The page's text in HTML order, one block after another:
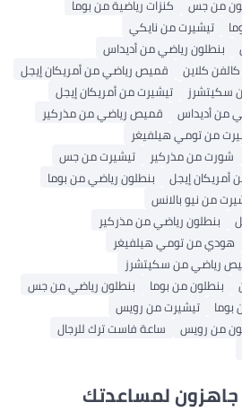
من جس
كنزات رياضية من بوما
تيشيرت من نايكي
بنطلون رياضي من أديداس
كلاين
قميص رياضي من أمريكان إيجل
سكيتشرز
تيشيرت من أمريكان إيجل
من أديداس
قميص رياضي من مذركير
من تومي هيلفيغر
شورت من مذركير
تيشيرت من جس
أمريكان إيجل
بنطلون رياضي من بوما
من نيو بالانس
بنطلون رياضي من مذركير
هودي من تومي هيلفيغر
رياضي من سكيتشرز
بنطلون من بوما
بنطلون رياضي من جس
تيشيرت من رويس
من رويس
ساعة فاست ترك للرجال
جاهزون لمساعدتك